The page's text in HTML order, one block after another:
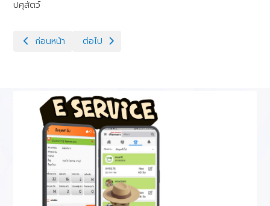
ปศุสัตว์
เนื้อหาก่อนหน้า: ประกาศเชิญชวนประกวดราคาซื้อครุภัณฑ์การเกษตร จ
ก่อนหน้า เนื้อหาถัดไป: เผยแพร่แผนการจัดซื้อจัดจ้าง ครุภัณฑ์ก
ต่อไป